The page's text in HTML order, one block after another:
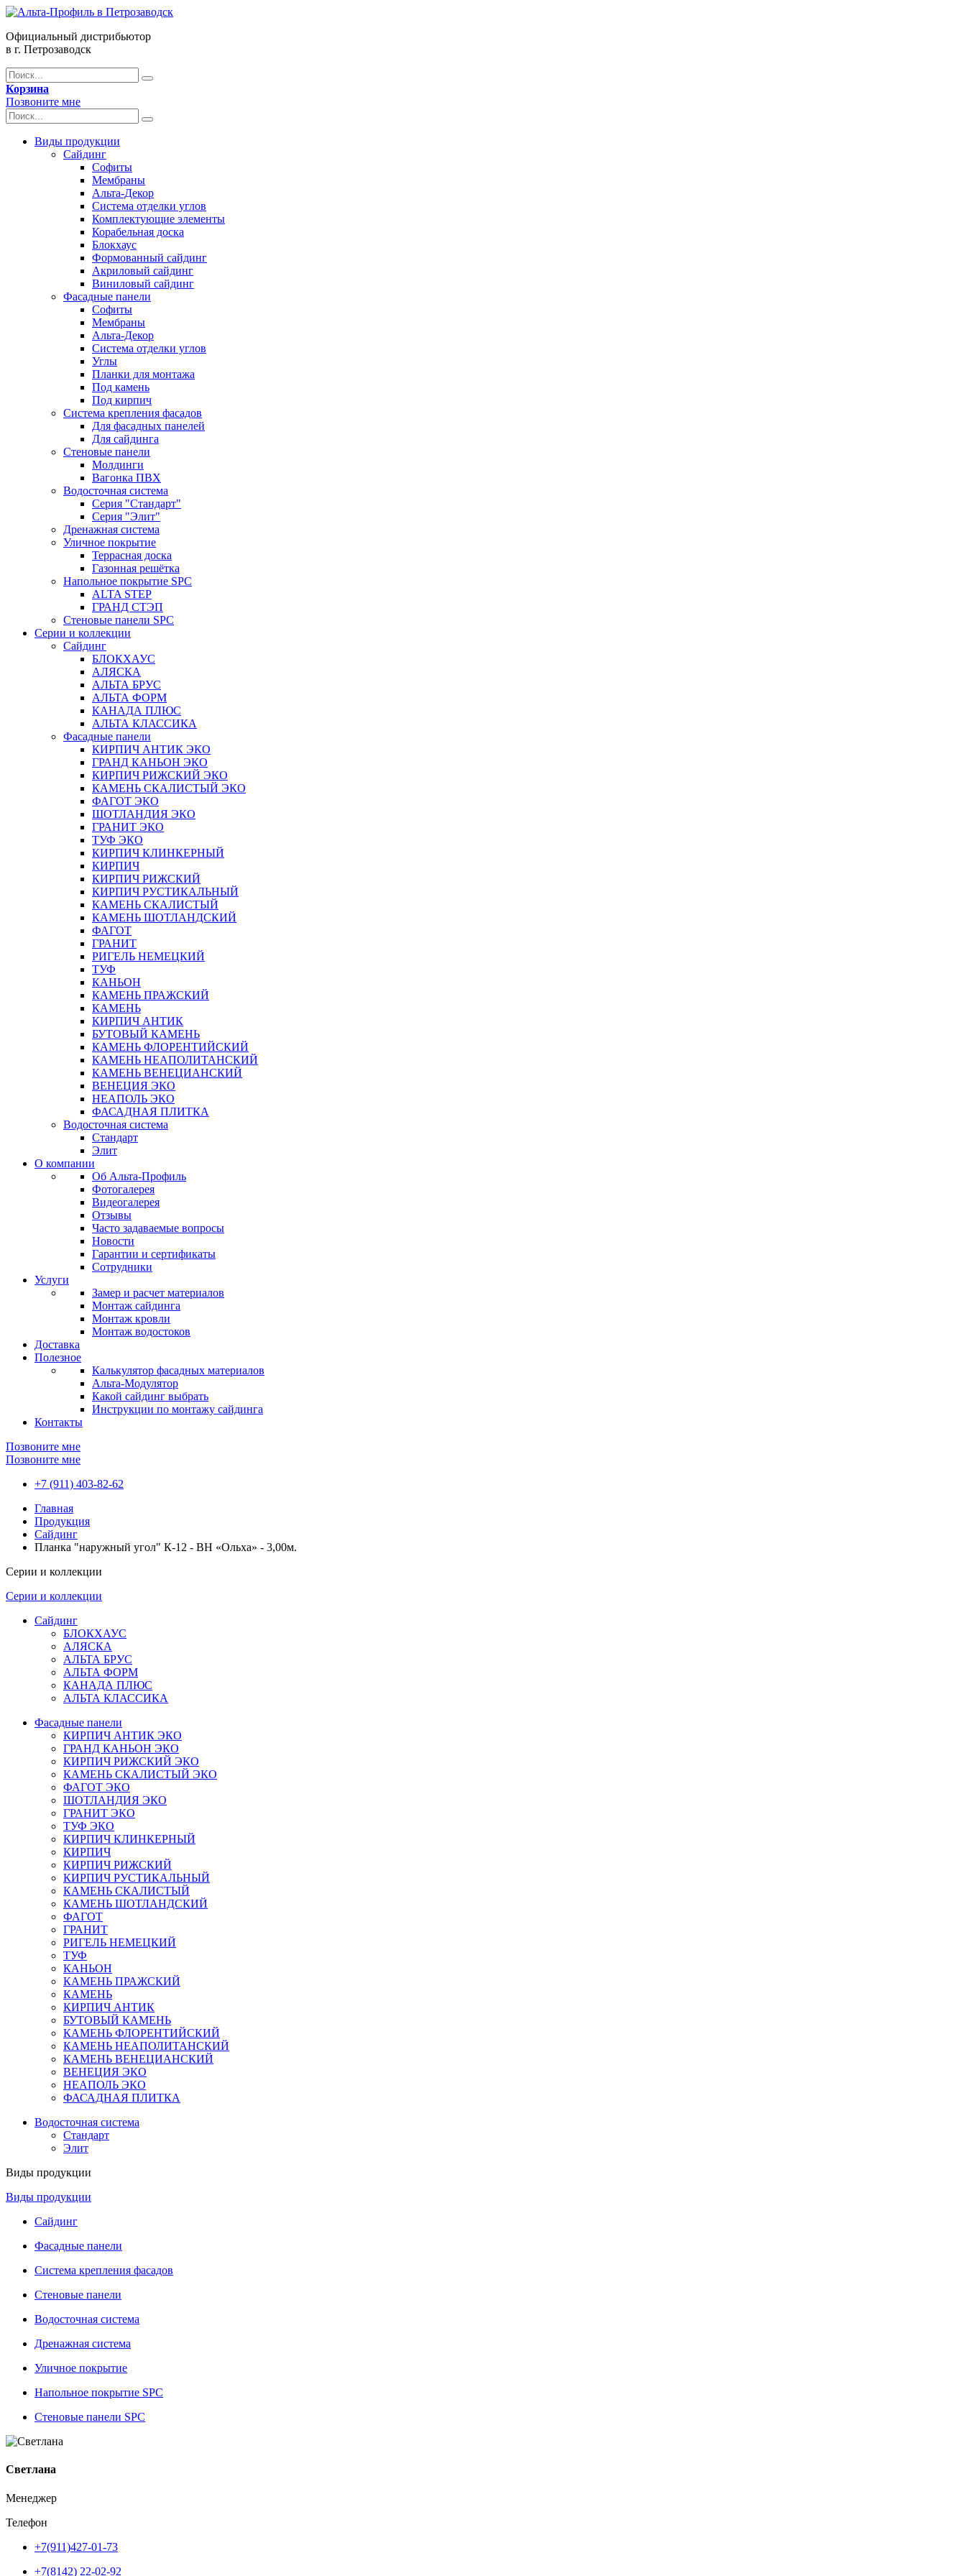
Официальный дистрибьютор
в г. Петрозаводск
Корзина
Позвоните мне
Виды продукции
Сайдинг
Софиты
Мембраны
Альта-Декор
Система отделки углов
Комплектующие элементы
Корабельная доска
Блокхаус
Формованный сайдинг
Акриловый сайдинг
Виниловый сайдинг
Фасадные панели
Софиты
Мембраны
Альта-Декор
Система отделки углов
Углы
Планки для монтажа
Под камень
Под кирпич
Система крепления фасадов
Для фасадных панелей
Для сайдинга
Стеновые панели
Молдинги
Вагонка ПВХ
Водосточная система
Серия "Стандарт"
Серия "Элит"
Дренажная система
Уличное покрытие
Террасная доска
Газонная решётка
Напольное покрытие SPC
ALTA STEP
ГРАНД СТЭП
Стеновые панели SPC
Серии и коллекции
Сайдинг
БЛОКХАУС
АЛЯСКА
АЛЬТА БРУС
АЛЬТА ФОРМ
КАНАДА ПЛЮС
АЛЬТА КЛАССИКА
Фасадные панели
КИРПИЧ АНТИК ЭКО
ГРАНД КАНЬОН ЭКО
КИРПИЧ РИЖСКИЙ ЭКО
КАМЕНЬ СКАЛИСТЫЙ ЭКО
ФАГОТ ЭКО
ШОТЛАНДИЯ ЭКО
ГРАНИТ ЭКО
ТУФ ЭКО
КИРПИЧ КЛИНКЕРНЫЙ
КИРПИЧ
КИРПИЧ РИЖСКИЙ
КИРПИЧ РУСТИКАЛЬНЫЙ
КАМЕНЬ СКАЛИСТЫЙ
КАМЕНЬ ШОТЛАНДСКИЙ
ФАГОТ
ГРАНИТ
РИГЕЛЬ НЕМЕЦКИЙ
ТУФ
КАНЬОН
КАМЕНЬ ПРАЖСКИЙ
КАМЕНЬ
КИРПИЧ АНТИК
БУТОВЫЙ КАМЕНЬ
КАМЕНЬ ФЛОРЕНТИЙСКИЙ
КАМЕНЬ НЕАПОЛИТАНСКИЙ
КАМЕНЬ ВЕНЕЦИАНСКИЙ
ВЕНЕЦИЯ ЭКО
НЕАПОЛЬ ЭКО
ФАСАДНАЯ ПЛИТКА
Водосточная система
Стандарт
Элит
О компании
Об Альта-Профиль
Фотогалерея
Видеогалерея
Отзывы
Часто задаваемые вопросы
Новости
Гарантии и сертификаты
Сотрудники
Услуги
Замер и расчет материалов
Монтаж сайдинга
Монтаж кровли
Монтаж водостоков
Доставка
Полезное
Калькулятор фасадных материалов
Альта-Модулятор
Какой сайдинг выбрать
Инструкции по монтажу сайдинга
Контакты
Позвоните мне
Позвоните мне
+7 (911) 403-82-62
Главная
Продукция
Сайдинг
Планка "наружный угол" К-12 - ВН «Ольха» - 3,00м.
Серии и коллекции
Серии и коллекции
Сайдинг
БЛОКХАУС
АЛЯСКА
АЛЬТА БРУС
АЛЬТА ФОРМ
КАНАДА ПЛЮС
АЛЬТА КЛАССИКА
Фасадные панели
КИРПИЧ АНТИК ЭКО
ГРАНД КАНЬОН ЭКО
КИРПИЧ РИЖСКИЙ ЭКО
КАМЕНЬ СКАЛИСТЫЙ ЭКО
ФАГОТ ЭКО
ШОТЛАНДИЯ ЭКО
ГРАНИТ ЭКО
ТУФ ЭКО
КИРПИЧ КЛИНКЕРНЫЙ
КИРПИЧ
КИРПИЧ РИЖСКИЙ
КИРПИЧ РУСТИКАЛЬНЫЙ
КАМЕНЬ СКАЛИСТЫЙ
КАМЕНЬ ШОТЛАНДСКИЙ
ФАГОТ
ГРАНИТ
РИГЕЛЬ НЕМЕЦКИЙ
ТУФ
КАНЬОН
КАМЕНЬ ПРАЖСКИЙ
КАМЕНЬ
КИРПИЧ АНТИК
БУТОВЫЙ КАМЕНЬ
КАМЕНЬ ФЛОРЕНТИЙСКИЙ
КАМЕНЬ НЕАПОЛИТАНСКИЙ
КАМЕНЬ ВЕНЕЦИАНСКИЙ
ВЕНЕЦИЯ ЭКО
НЕАПОЛЬ ЭКО
ФАСАДНАЯ ПЛИТКА
Водосточная система
Стандарт
Элит
Виды продукции
Виды продукции
Сайдинг
Фасадные панели
Система крепления фасадов
Стеновые панели
Водосточная система
Дренажная система
Уличное покрытие
Напольное покрытие SPC
Стеновые панели SPC
Светлана
Менеджер
Телефон
+7(911)427-01-73
+7(8142) 22-02-92